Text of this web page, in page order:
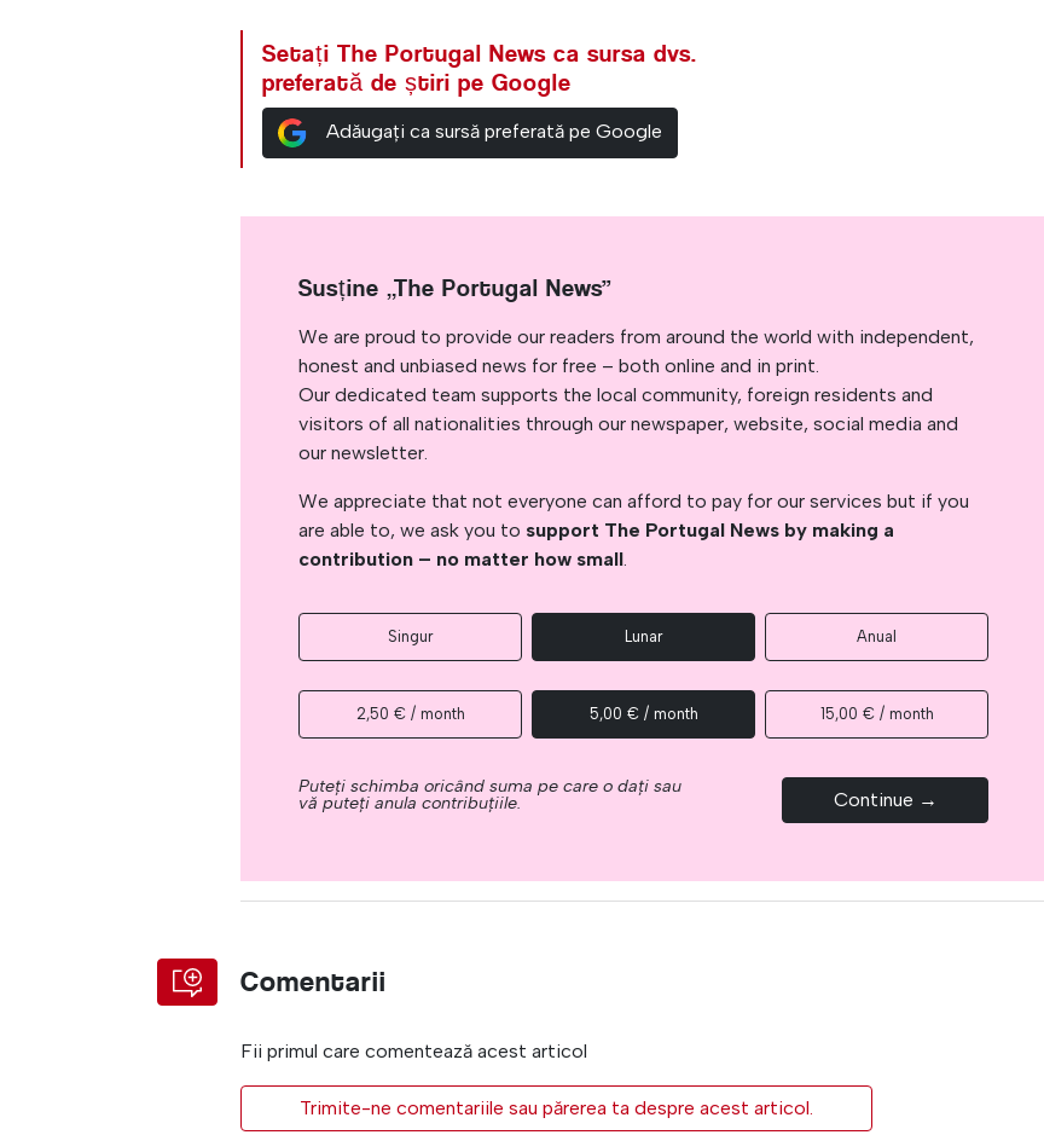
Setați The Portugal News ca sursa dvs.
preferată de știri pe Google
Adăugați ca sursă preferată pe Google
Susține „The Portugal News”
We are proud to provide our readers from around the world with independent,
honest and unbiased news for free – both online and in print.
Our dedicated team supports the local community, foreign residents and
visitors of all nationalities through our newspaper, website, social media and
our newsletter.
We appreciate that not everyone can afford to pay for our services but if you
are able to, we ask you to support The Portugal News by making a
contribution – no matter how small.
Singur Lunar Anual
2,50 € / month 5,00 € / month 15,00 € / month
Puteți schimba oricând suma pe care o dați sau
vă puteți anula contribuțiile. Continue →
Comentarii
Fii primul care comentează acest articol
Trimite-ne comentariile sau părerea ta despre acest articol.